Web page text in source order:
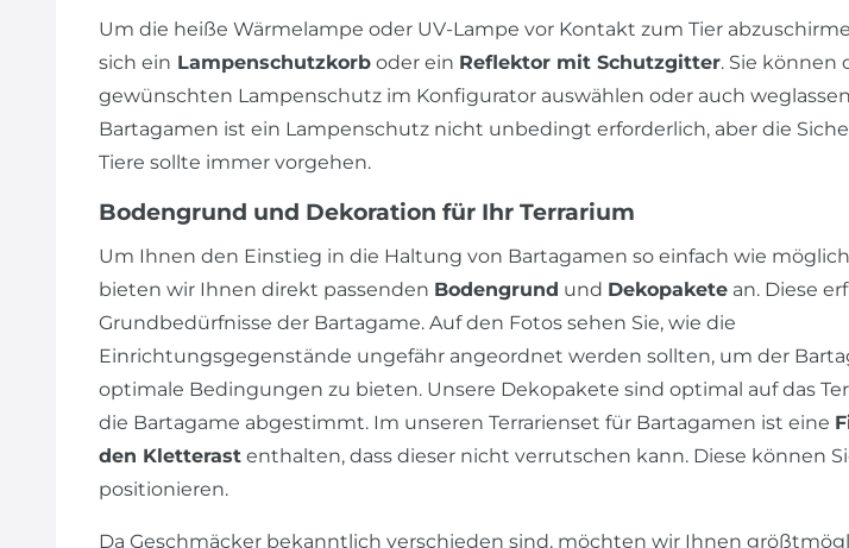
Um die heiße Wärmelampe oder UV-Lampe vor Kontakt zum Tier
sich ein Lampenschutzkorb oder ein Reflektor mit Schutzgitter. Sie können
gewünschten Lampenschutz im Konfigurator auswählen oder auch
Bartagamen ist ein Lampenschutz nicht unbedingt erforderlich, aber die
Tiere sollte immer vorgehen.
Bodengrund und Dekoration für Ihr Terrarium
Um Ihnen den Einstieg in die Haltung von Bartagamen so einfach wie
bieten wir Ihnen direkt passenden Bodengrund und Dekopakete an. Diese
Grundbedürfnisse der Bartagame. Auf den Fotos sehen Sie, wie die
Einrichtungsgegenstände ungefähr angeordnet werden sollten, um der
optimale Bedingungen zu bieten. Unsere Dekopakete sind optimal auf das
die Bartagame abgestimmt. Im unseren Terrarienset für Bartagamen ist eine
den Kletterast enthalten, dass dieser nicht verrutschen kann. Diese können
positionieren.
Da Geschmäcker bekanntlich verschieden sind, möchten wir Ihnen